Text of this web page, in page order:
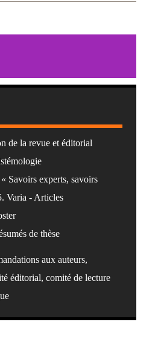
de la revue et éditorial
Savoirs experts, savoirs
Varia - Articles
de thèse
aux auteurs,
éditorial, comité de lecture